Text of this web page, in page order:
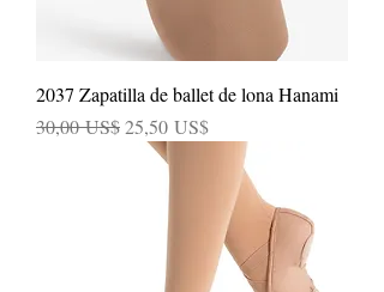
2037 Zapatilla de ballet de lona Hanami
Precio
30,00 US$Precio de oferta
25,50 US$